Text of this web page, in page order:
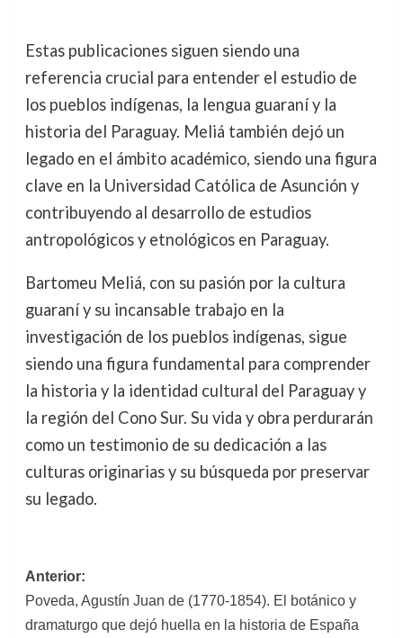
Estas publicaciones siguen siendo una
referencia crucial para entender el estudio de
los pueblos indígenas, la lengua guaraní y la
historia del Paraguay. Meliá también dejó un
legado en el ámbito académico, siendo una figura
clave en la Universidad Católica de Asunción y
contribuyendo al desarrollo de estudios
antropológicos y etnológicos en Paraguay.
Bartomeu Meliá, con su pasión por la cultura
guaraní y su incansable trabajo en la
investigación de los pueblos indígenas, sigue
siendo una figura fundamental para comprender
la historia y la identidad cultural del Paraguay y
la región del Cono Sur. Su vida y obra perdurarán
como un testimonio de su dedicación a las
culturas originarias y su búsqueda por preservar
su legado.
Navegación
de
Anterior:
Poveda, Agustín Juan de (1770-1854). El botánico y
dramaturgo que dejó huella en la historia de España